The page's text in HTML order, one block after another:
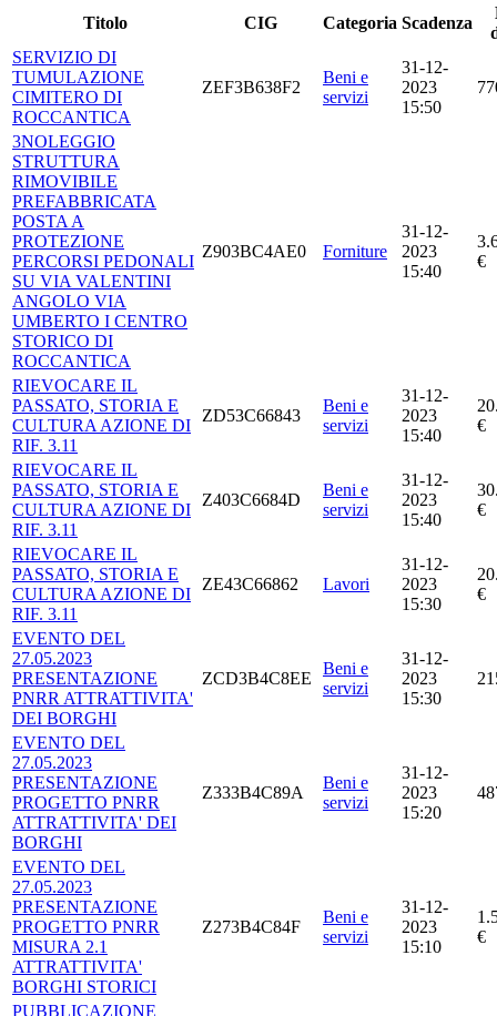
Titolo
CIG Categoria Scadenza
SERVIZIO DI
TUMULAZIONE
CIMITERO DI
ROCCANTICA
ZEF3B638F2
Beni e
servizi
31-12-
2023
15:50
3NOLEGGIO
STRUTTURA
RIMOVIBILE
PREFABBRICATA
POSTA A
PROTEZIONE
PERCORSI PEDONALI
SU VIA VALENTINI
ANGOLO VIA
UMBERTO I CENTRO
STORICO DI
ROCCANTICA
Z903BC4AE0 Forniture
31-12-
2023
15:40
€
RIEVOCARE IL
PASSATO, STORIA E
CULTURA AZIONE DI
RIF. 3.11
ZD53C66843
Beni e
servizi
31-12-
2023
15:40
€
RIEVOCARE IL
PASSATO, STORIA E
CULTURA AZIONE DI
RIF. 3.11
Z403C6684D
Beni e
servizi
31-12-
2023
15:40
€
RIEVOCARE IL
PASSATO, STORIA E
CULTURA AZIONE DI
RIF. 3.11
ZE43C66862 Lavori
31-12-
2023
15:30
€
EVENTO DEL
27.05.2023
PRESENTAZIONE
PNRR ATTRATTIVITA'
DEI BORGHI
ZCD3B4C8EE
Beni e
servizi
31-12-
2023
15:30
EVENTO DEL
27.05.2023
PRESENTAZIONE
PROGETTO PNRR
ATTRATTIVITA' DEI
BORGHI
Z333B4C89A
Beni e
servizi
31-12-
2023
15:20
EVENTO DEL
27.05.2023
PRESENTAZIONE
PROGETTO PNRR
MISURA 2.1
ATTRATTIVITA'
BORGHI STORICI
Z273B4C84F
Beni e
servizi
31-12-
2023
15:10
€
PUBBLICAZIONE